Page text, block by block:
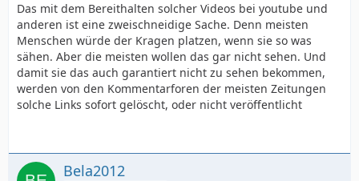
Das mit dem Bereithalten solcher Videos bei youtube und
anderen ist eine zweischneidige Sache. Denn meisten
Menschen würde der Kragen platzen, wenn sie so was
sähen. Aber die meisten wollen das gar nicht sehen. Und
damit sie das auch garantiert nicht zu sehen bekommen,
werden von den Kommentarforen der meisten Zeitungen
solche Links sofort gelöscht, oder nicht veröffentlicht
Bela2012